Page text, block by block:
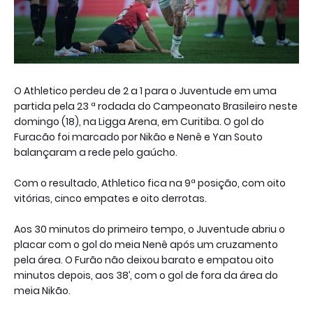
O Athletico perdeu de 2 a 1 para o Juventude em uma
partida pela 23 ª rodada do Campeonato Brasileiro neste
domingo (18), na Ligga Arena, em Curitiba. O gol do
Furacão foi marcado por Nikão e Nenê e Yan Souto
balançaram a rede pelo gaúcho.
Com o resultado, Athletico fica na 9ª posição, com oito
vitórias, cinco empates e oito derrotas.
Aos 30 minutos do primeiro tempo, o Juventude abriu o
placar com o gol do meia Nenê após um cruzamento
pela área. O Furão não deixou barato e empatou oito
minutos depois, aos 38’, com o gol de fora da área do
meia Nikão.